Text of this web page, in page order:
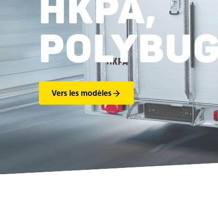
HKPA,
Vers les modèles